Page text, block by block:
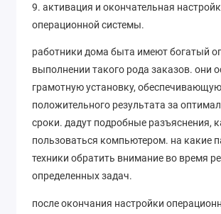
9. активация и окончательная
операционной системы.
работники дома быта имеют богатый
выполнении такого рода заказов. они
грамотную установку,
положительного результата за
сроки. дадут подробные разъяснения,
пользоваться компьютером. на какие
техники обратить внимание во время
определенных задач.
после окончания настройки